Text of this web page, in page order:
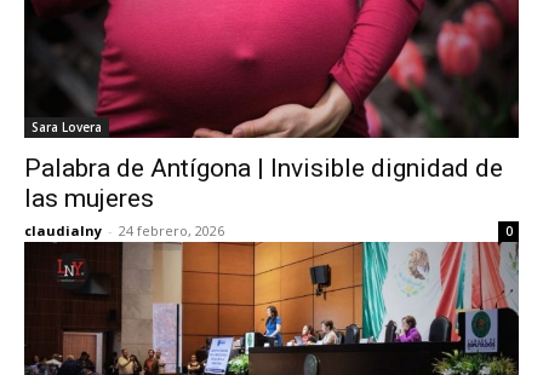
Sara Lovera
Palabra de Antígona | Invisible dignidad de
las mujeres
claudialny - 24 febrero, 2026 0